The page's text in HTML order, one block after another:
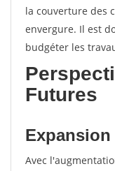
la couverture des
envergure. Il est
budgéter les
Futures
Expansion
Avec